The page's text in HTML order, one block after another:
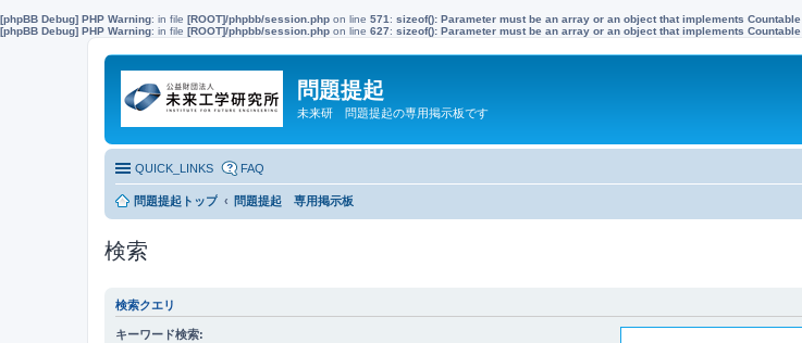
[phpBB Debug] PHP Warning: in file [ROOT]/phpbb/session.php on line 571 : sizeof(): Parameter must be an array or an object that implements Countable
[phpBB Debug] PHP Warning: in file [ROOT]/phpbb/session.php on line 627: sizeof(): Parameter must be an array or an object that implements Countable
問題提起
未来研 問題提起の専用掲示板です
QUICK_LINKS FAQ
問題提起トップ 問題提起 専用掲示板
検索
検索クエリ
キーワード検索: